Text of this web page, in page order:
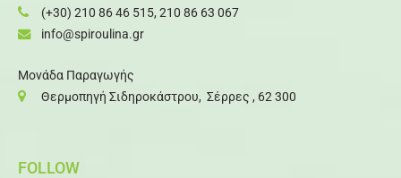
(+30) 210 86 46 515, 210 86 63 067
info@spiroulina.gr
Μονάδα Παραγωγής
Θερμοπηγή Σιδηροκάστρου, Σέρρες , 62 300
FOLLOW